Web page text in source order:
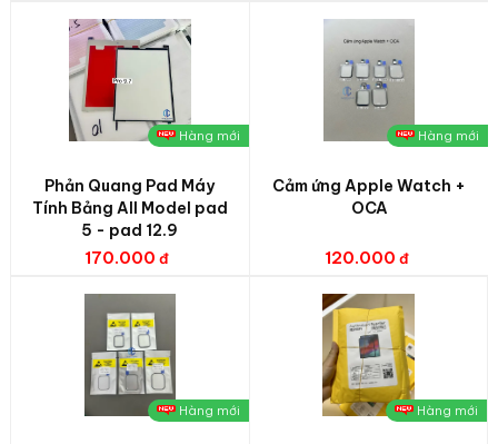
Hàng mới
Phản Quang Pad Máy
Tính Bảng All Model pad
5 - pad 12.9
170.000
Hàng mới
Cảm ứng Apple Watch +
OCA
120.000
Hàng mới Hàng mới